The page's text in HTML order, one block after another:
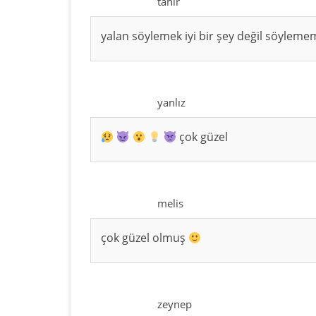
yalan söylemek iyi bir şey değil
yanlız
çok güzel
melis
çok güzel olmuş
zeynep